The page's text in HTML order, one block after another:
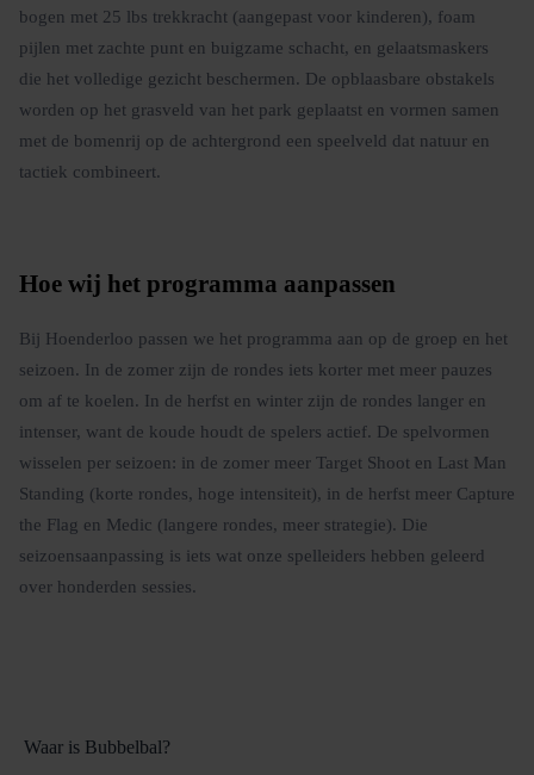
bogen met 25 lbs trekkracht (aangepast voor kinderen), foam
pijlen met zachte punt en buigzame schacht, en gelaatsmaskers
die het volledige gezicht beschermen. De opblaasbare obstakels
worden op het grasveld van het park geplaatst en vormen samen
met de bomenrij op de achtergrond een speelveld dat natuur en
tactiek combineert.
Hoe wij het programma aanpassen
Bij Hoenderloo passen we het programma aan op de groep en het
seizoen. In de zomer zijn de rondes iets korter met meer pauzes
om af te koelen. In de herfst en winter zijn de rondes langer en
intenser, want de koude houdt de spelers actief. De spelvormen
wisselen per seizoen: in de zomer meer Target Shoot en Last Man
Standing (korte rondes, hoge intensiteit), in de herfst meer Capture
the Flag en Medic (langere rondes, meer strategie). Die
seizoensaanpassing is iets wat onze spelleiders hebben geleerd
over honderden sessies.
Waar is Bubbelbal?